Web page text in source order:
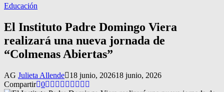
Educación
El Instituto Padre Domingo Viera
realizará una nueva jornada de
“Colmenas Abiertas”
AG Julieta Allende 18 junio, 202618 junio, 2026
Compartir 0